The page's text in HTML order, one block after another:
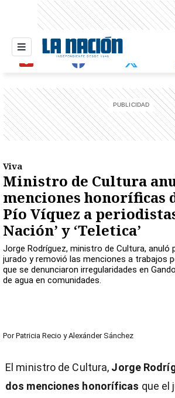
Viva
Ministro de Cultura
menciones honoríficas
Pío Víquez a
Nación’ y ‘Teletica’
Jorge Rodríguez, ministro de Cultura, anuló
jurado y removió las menciones a trabajos
que se denunciaron irregularidades en
de agua en comunidades.
Por Patricia Recio y Alexánder Sánchez
El ministro de Cultura, Jorge
dos menciones honoríficas que el